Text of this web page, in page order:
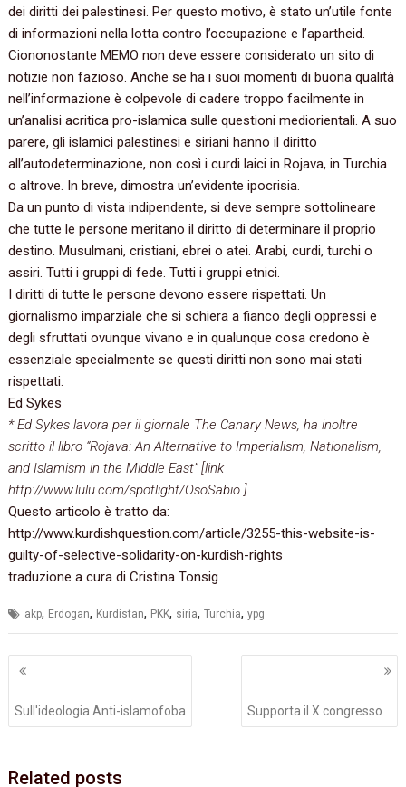
dei diritti dei palestinesi.‭ ‬Per questo motivo,‭ ‬è stato un’utile fonte
di informazioni nella lotta contro l’occupazione e l’apartheid.
Ciononostante MEMO non deve essere considerato un sito di
notizie non fazioso.‭ ‬Anche se ha i suoi momenti di buona qualità
nell’informazione è colpevole di cadere troppo facilmente in
un’analisi acritica pro-islamica sulle questioni mediorientali.‭ ‬A suo
parere,‭ ‬gli islamici palestinesi e siriani hanno il diritto
all’autodeterminazione,‭ ‬non così i curdi laici in Rojava,‭ ‬in Turchia
o altrove.‭ ‬In breve,‭ ‬dimostra un’evidente ipocrisia.
Da un punto di vista indipendente,‭ ‬si deve sempre sottolineare
che tutte le persone meritano il diritto di determinare il proprio
destino.‭ ‬Musulmani,‭ ‬cristiani,‭ ‬ebrei o atei.‭ ‬Arabi,‭ ‬curdi,‭ ‬turchi o
assiri.‭ ‬Tutti i gruppi di fede.‭ ‬Tutti i gruppi etnici.
I diritti di tutte le persone devono essere rispettati.‭ ‬Un
giornalismo imparziale che si schiera a fianco degli oppressi e
degli sfruttati ovunque vivano e in qualunque cosa credono è
essenziale specialmente se questi diritti non sono mai stati
rispettati.
‬Ed Sykes‭
‭* ‬Ed Sykes lavora per il giornale The Canary News,‭ ‬ha inoltre
scritto il libro‭ “‬Rojava:‭ ‬An Alternative to Imperialism,‭ ‬Nationalism,‭
‬and Islamism in the Middle East‭” [‬link‭
‬http://www.lulu.com/spotlight/OsoSabio ].
Questo articolo è tratto da:
http://www.kurdishquestion.com/article/3255-this-website-is-
guilty-of-selective-solidarity-on-kurdish-rights
traduzione a cura di Cristina Tonsig
akp, Erdogan, Kurdistan, PKK, siria,Turchia,ypg
Navigazione
Sull'ideologia Anti-islamofoba Supporta il X congresso
Related posts